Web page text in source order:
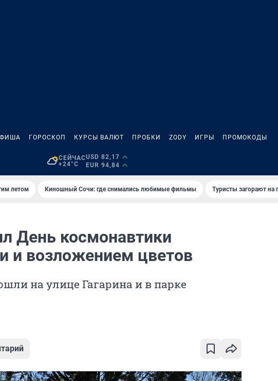
ГОРОСКОП КУРСЫ ВАЛЮТ ПРОБКИ ZODY ИГРЫ ПРОМОКОДЫ
СЕЙЧАС
+24°C
USD 82,17
EUR 94,84
летом Киношный Сочи: где снимались любимые фильмы Туристы загорают
День космонавтики
и возложением цветов
на улице Гагарина и в парке